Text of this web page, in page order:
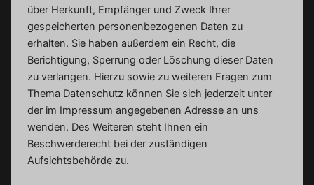
über Herkunft, Empfänger und Zweck Ihrer
gespeicherten personenbezogenen Daten zu
erhalten. Sie haben außerdem ein Recht, die
Berichtigung, Sperrung oder Löschung dieser Daten
zu verlangen. Hierzu sowie zu weiteren Fragen zum
Thema Datenschutz können Sie sich jederzeit unter
der im Impressum angegebenen Adresse an uns
wenden. Des Weiteren steht Ihnen ein
Beschwerderecht bei der zuständigen
Aufsichtsbehörde zu.